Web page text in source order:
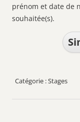
prénom et date de
souhaitée(s).
Stages